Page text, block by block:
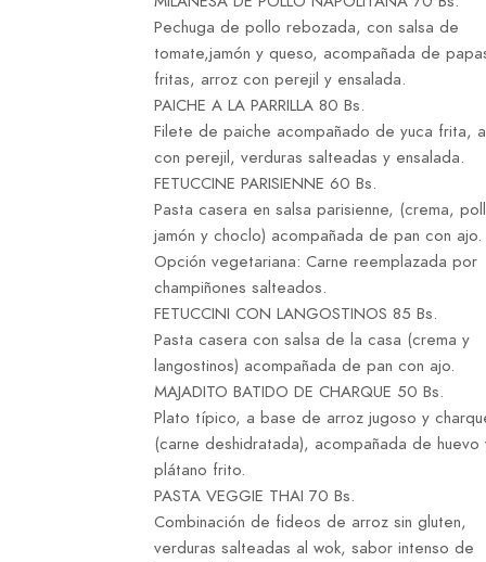
Pechuga de pollo rebozada, con salsa de
tomate,jamón y queso, acompañada de
fritas, arroz con perejil y ensalada.
PAICHE A LA PARRILLA 80 Bs.
Filete de paiche acompañado de yuca frita,
con perejil, verduras salteadas y ensalada.
FETUCCINE PARISIENNE 60 Bs.
Pasta casera en salsa parisienne, (crema,
jamón y choclo) acompañada de pan con ajo.
Opción vegetariana: Carne reemplazada por
champiñones salteados.
FETUCCINI CON LANGOSTINOS 85 Bs.
Pasta casera con salsa de la casa (crema y
langostinos) acompañada de pan con ajo.
MAJADITO BATIDO DE CHARQUE 50 Bs.
Plato típico, a base de arroz jugoso y
(carne deshidratada), acompañada de huevo
plátano frito.
PASTA VEGGIE THAI 70 Bs.
Combinación de fideos de arroz sin gluten,
verduras salteadas al wok, sabor intenso de